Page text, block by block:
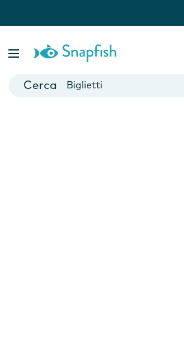
Poster
Biglietti